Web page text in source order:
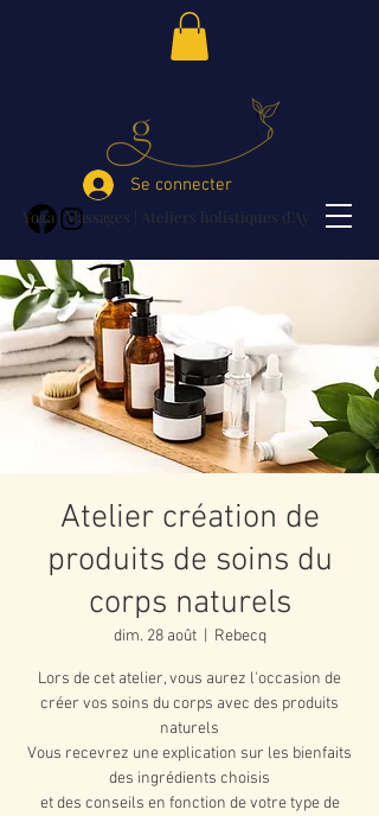
Yoga | Massages | Ateliers holistiques d'Ayurvéda
Se connecter
Atelier création de
produits de soins du
corps naturels
dim. 28 août
  |
Rebecq
Lors de cet atelier, vous aurez l'occasion de
créer vos soins du corps avec des produits
naturels
Vous recevrez une explication sur les bienfaits
des ingrédients choisis
et des conseils en fonction de votre type de